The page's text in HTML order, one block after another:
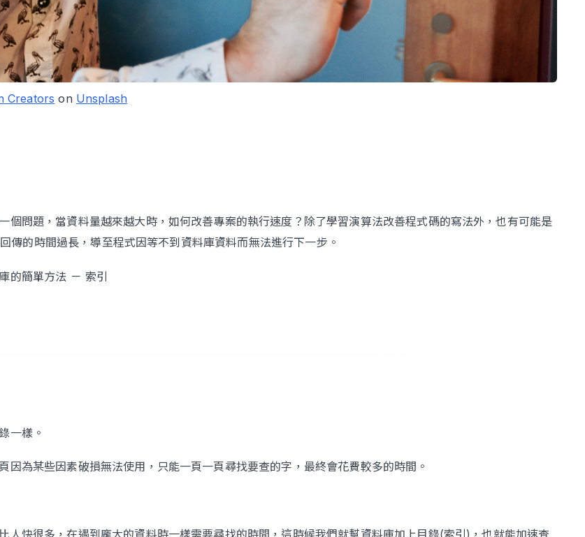
Creators on Unsplash
個問題，當資料量越來越大時，如何改善專案的執行速度？除了學習演算法改善程式碼的寫法外，也有可能是
傳的時間過長，導至程式因等不到資料庫資料而無法進行下一步。
的簡單方法 － 索引
一樣。
因為某些因素破損無法使用，只能一頁一頁尋找要查的字，最終會花費較多的時間。
人快很多，在遇到龐大的資料時一樣需要尋找的時間，這時候我們就幫資料庫加上目錄(索引)，也就能加速查